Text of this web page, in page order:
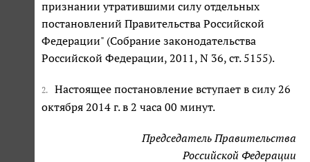
признании утратившими силу отдельных
постановлений Правительства Российской
Федерации" (Собрание законодательства
Российской Федерации, 2011, N 36, ст. 5155).
2.
Настоящее постановление вступает в силу 26
октября 2014 г. в 2 часа 00 минут.
Председатель Правительства
Российской Федерации